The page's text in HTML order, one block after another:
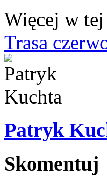
Więcej w
Trasa
Patryk
Skomentuj